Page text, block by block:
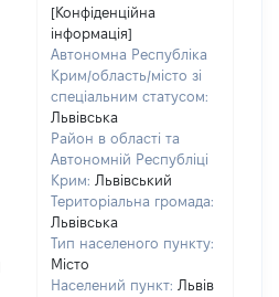
[Конфіденційна
інформація]
Автономна Республіка
Крим/область/місто зі
спеціальним статусом:
Львівська
Район в області та
Автономній Республіці
Крим: Львівський
Територіальна громада:
Львівська
Тип населеного пункту:
Місто
Населений пункт: Львів